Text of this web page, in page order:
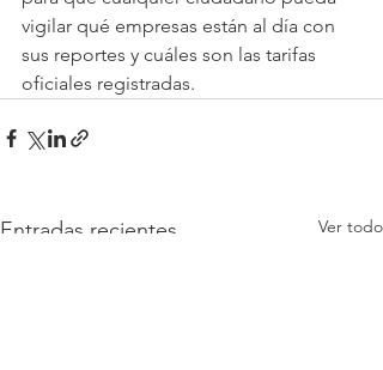
vigilar qué empresas están al día con
sus reportes y cuáles son las tarifas
oficiales registradas.
Entradas recientes Ver todo